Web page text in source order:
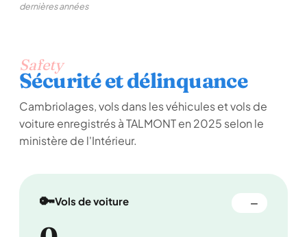
dernières années
Safety
Sécurité et délinquance
Cambriolages, vols dans les véhicules et vols de
voiture enregistrés à TALMONT en 2025 selon le
ministère de l'Intérieur.
🔑Vols de voiture —